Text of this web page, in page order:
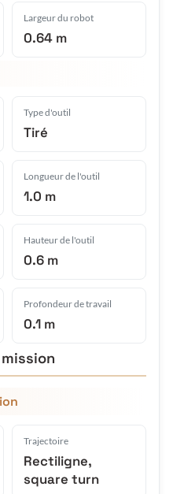
Largeur du robot
0.64 m
Type d'outil
Tiré
Longueur de l'outil
1.0 m
Hauteur de l'outil
0.6 m
Profondeur de travail
0.1 m
Trajectoire
Rectiligne,
square turn